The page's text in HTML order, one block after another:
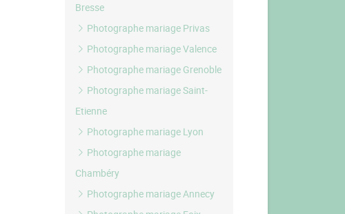
Bresse
Photographe mariage Privas
Photographe mariage Valence
Photographe mariage Grenoble
Photographe mariage Saint-
Etienne
Photographe mariage Lyon
Photographe mariage
Chambéry
Photographe mariage Annecy